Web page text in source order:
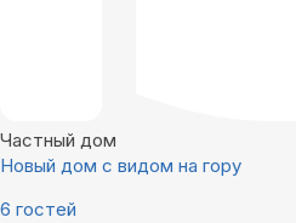
Частный дом
Новый дом с видом на гору
6 гостей